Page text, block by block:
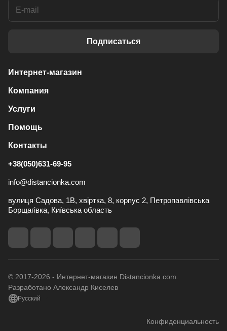
Подписаться
Интернет-магазин
Компания
Услуги
Помощь
Контакты
+38(050)631-69-95
info@distancionka.com
вулиця Садова, 1В, хвіртка, 8, корпус 2, Петропавлівська
Борщагівка, Київська область
© 2017-2026 - Интернет-магазин Distancionka.com.
Разработано Александр Киселев
Русский
Конфиденциальность